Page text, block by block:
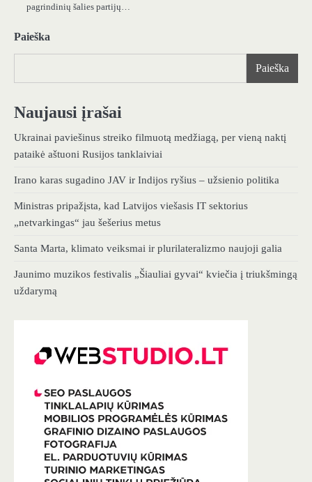
pagrindinių šalies partijų…
Paieška
Paieška
Naujausi įrašai
Ukrainai paviešinus streiko filmuotą medžiagą, per vieną naktį
pataikė aštuoni Rusijos tanklaiviai
Irano karas sugadino JAV ir Indijos ryšius – užsienio politika
Ministras pripažįsta, kad Latvijos viešasis IT sektorius
„netvarkingas“ jau šešerius metus
Santa Marta, klimato veiksmai ir plurilateralizmo naujoji galia
Jaunimo muzikos festivalis „Šiauliai gyvai“ kviečia į triukšmingą
uždarymą